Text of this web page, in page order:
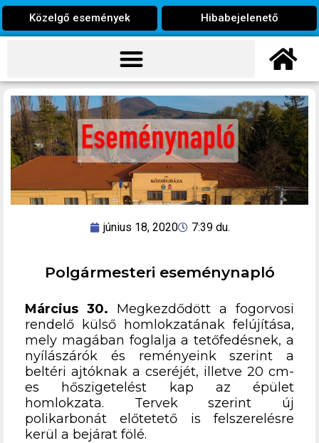
Közelgő események Hibabejelenető
június 18, 2020 7:39 du.
Polgármesteri eseménynapló
Március 30. Megkezdődött a fogorvosi
rendelő külső homlokzatának felújítása,
mely magában foglalja a tetőfedésnek, a
nyílászárók és reményeink szerint a
beltéri ajtóknak a cseréjét, illetve 20 cm-
es hőszigetelést kap az épület
homlokzata. Tervek szerint új
polikarbonát előtetető is felszerelésre
kerül a bejárat fölé.